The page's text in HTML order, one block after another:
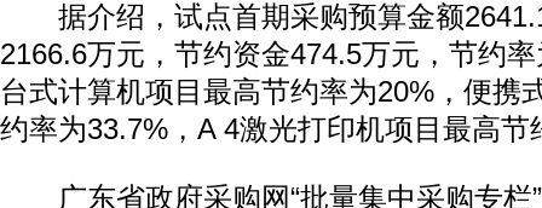
据介绍，试点首期采购预算金额
2166.6万元，节约资金474.5万元，节约
台式计算机项目最高节约率为20%，便携
约率为33.7%，A 4激光打印机项目最高节
广东省政府采购网“批量集中采购专栏